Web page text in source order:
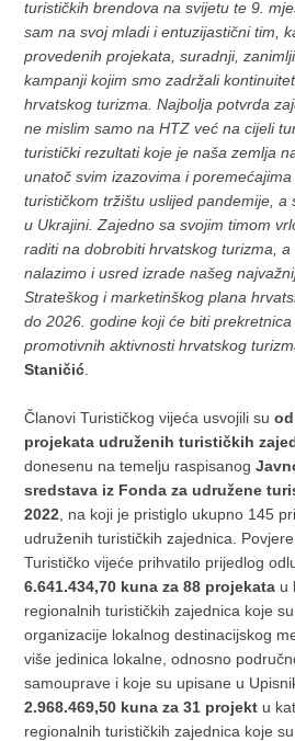
turističkih brendova na svijetu te 9.
sam na svoj mladi i entuzijastični tim,
provedenih projekata, suradnji,
kampanji kojim smo zadržali
hrvatskog turizma. Najbolja potvrda
ne mislim samo na HTZ već na cijeli
turistički rezultati koje je naša zemlja
unatoč svim izazovima i
turističkom tržištu uslijed pandemije, a
u Ukrajini. Zajedno sa svojim timom
raditi na dobrobiti hrvatskog turizma,
nalazimo i usred izrade našeg
Strateškog i marketinškog plana
do 2026. godine koji će biti
promotivnih aktivnosti hrvatskog
Staničić
Članovi Turističkog vijeća usvojili su
projekata udruženih turističkih
donesenu na temelju raspisanog
sredstava iz Fonda za udružene
2022 , na koji je pristiglo ukupno 145
udruženih turističkih zajednica.
Turističko vijeće prihvatilo prijedlog
6.641.434,70 kuna za 88 projekata u
regionalnih turističkih zajednica koje
organizacije lokalnog destinacijskog
više jedinica lokalne, odnosno
samouprave i koje su upisane u
2.968.469,50 kuna za 31 projekt u
regionalnih turističkih zajednica koje